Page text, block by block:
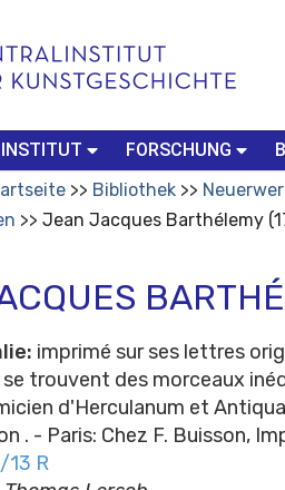
INSTITUT FORSCHUNG
Bibliothek
Jean Jacques Barthélemy
imprimé sur ses lettres
trouvent des morceaux
d'Herculanum et
. - Paris: Chez F. Buisson,
13 R